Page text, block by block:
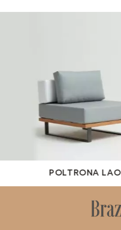
POLTRONA LAOS